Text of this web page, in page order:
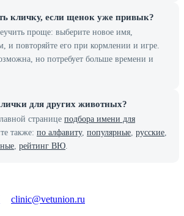
кличку, если щенок уже привык?
проще: выберите новое имя,
и повторяйте его при кормлении и игре.
но потребует больше времени и
для других животных?
странице подбора имени для
также: по алфавиту, популярные русские
рейтинг ВЮ
clinic@vetunion.ru